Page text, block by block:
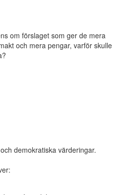
om förslaget som ger de mera
och mera pengar, varför skulle
demokratiska värderingar.